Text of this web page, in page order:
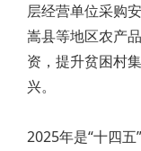
层经营单位采购
嵩县等地区农产
资，提升贫困村
兴。
2025年是“十四